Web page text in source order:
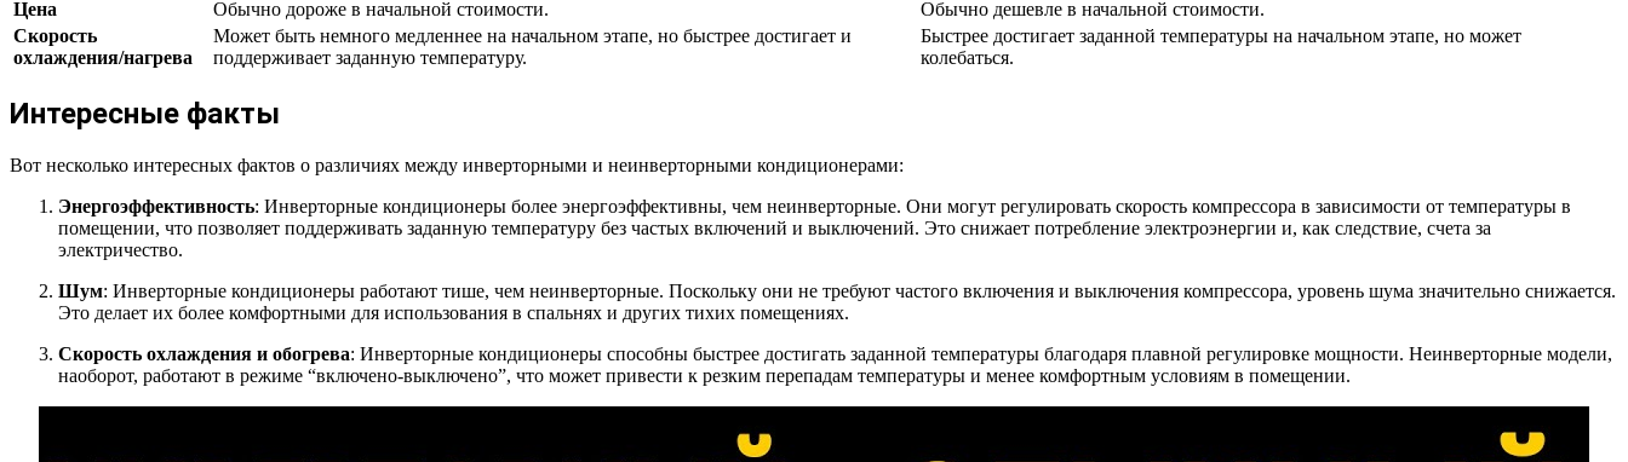
Цена
Обычно дороже в начальной стоимости.
Обычно дешевле в начальной стоимости.
Скорость
охлаждения/нагрева
Может быть немного медленнее на начальном этапе, но быстрее достигает и
поддерживает заданную температуру.
Быстрее достигает заданной температуры на начальном этапе, но может
колебаться.
Интересные факты
Вот несколько интересных фактов о различиях между инверторными и неинверторными кондиционерами:
Энергоэффективность: Инверторные кондиционеры более энергоэффективны, чем неинверторные. Они могут регулировать скорость компрессора в зависимости от температуры в
помещении, что позволяет поддерживать заданную температуру без частых включений и выключений. Это снижает потребление электроэнергии и, как следствие, счета за
электричество.
Шум: Инверторные кондиционеры работают тише, чем неинверторные. Поскольку они не требуют частого включения и выключения компрессора, уровень шума значительно снижается.
Это делает их более комфортными для использования в спальнях и других тихих помещениях.
Скорость охлаждения и обогрева: Инверторные кондиционеры способны быстрее достигать заданной температуры благодаря плавной регулировке мощности. Неинверторные модели,
наоборот, работают в режиме “включено-выключено”, что может привести к резким перепадам температуры и менее комфортным условиям в помещении.